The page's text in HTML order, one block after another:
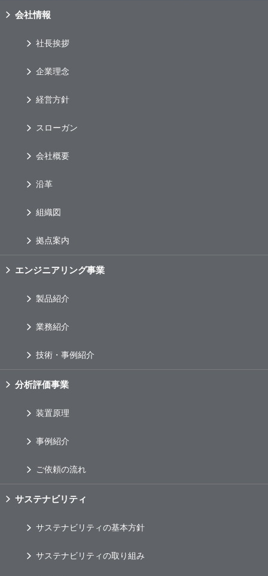
会社情報
社長挨拶
企業理念
経営方針
スローガン
会社概要
沿革
組織図
拠点案内
エンジニアリング事業
製品紹介
業務紹介
技術・事例紹介
分析評価事業
装置原理
事例紹介
ご依頼の流れ
サステナビリティ
サステナビリティの基本方針
サステナビリティの取り組み